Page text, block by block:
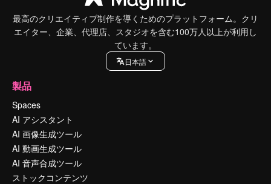
最高のクリエイティブ制作を導くためのプラットフォーム。クリ
エイター、企業、代理店、スタジオを含む100万人以上が利用し
ています。
日本語
製品
Spaces
AI アシスタント
AI 画像生成ツール
AI 動画生成ツール
AI 音声合成ツール
ストックコンテンツ